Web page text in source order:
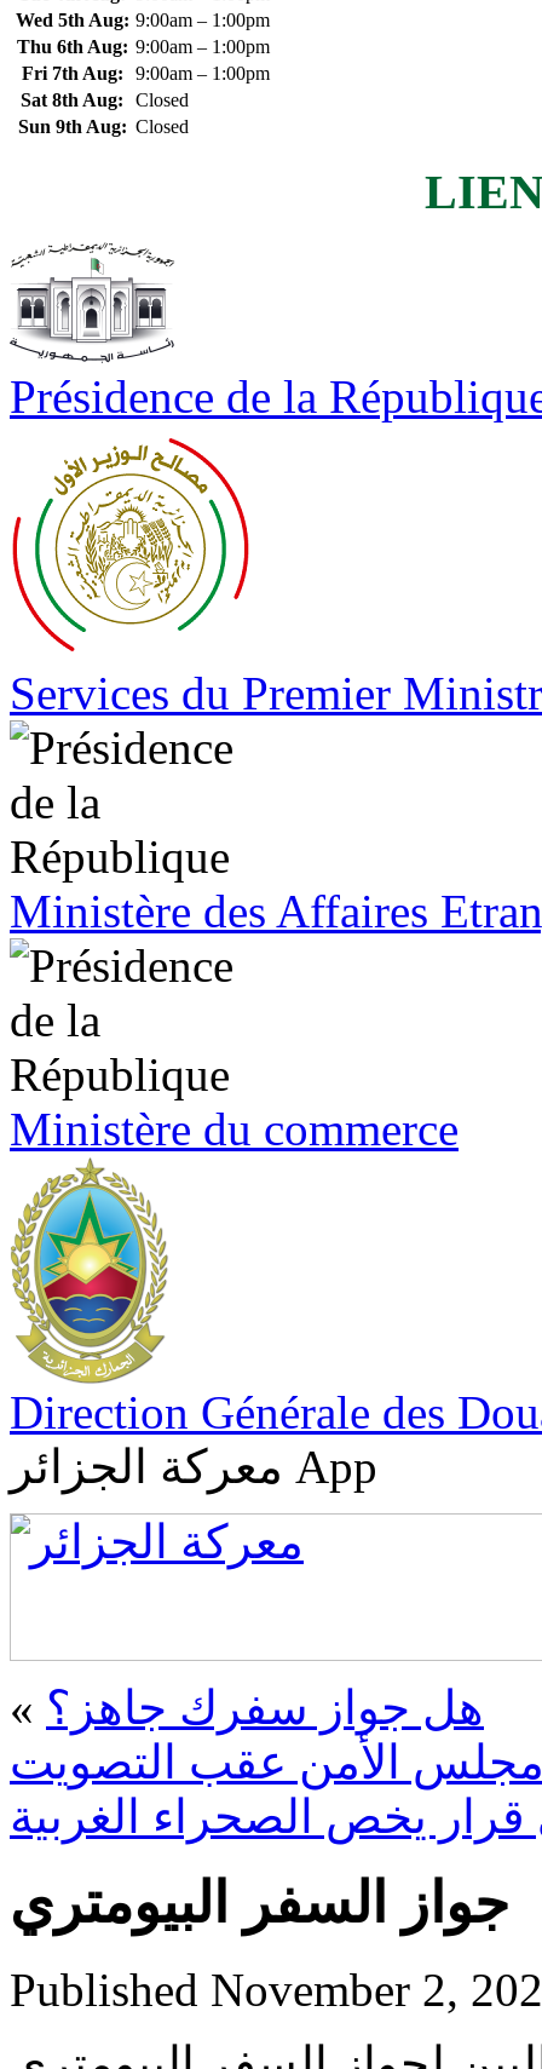
Wed 5th Aug: 9:00am – 1:00pm
Thu 6th Aug: 9:00am – 1:00pm
Fri 7th Aug:
9:00am – 1:00pm
Sat 8th Aug:
Closed
Sun 9th Aug: Closed
Présidence de la
Services du Premier
Ministère des Affaires
Ministère du commerce
Direction Générale des
معركة الجزائر App
« هل جواز سفرك جاهز؟
الأمن عقب التصويت
يخص الصحراء الغربية
جواز السفر البيومتري
Published November 2,